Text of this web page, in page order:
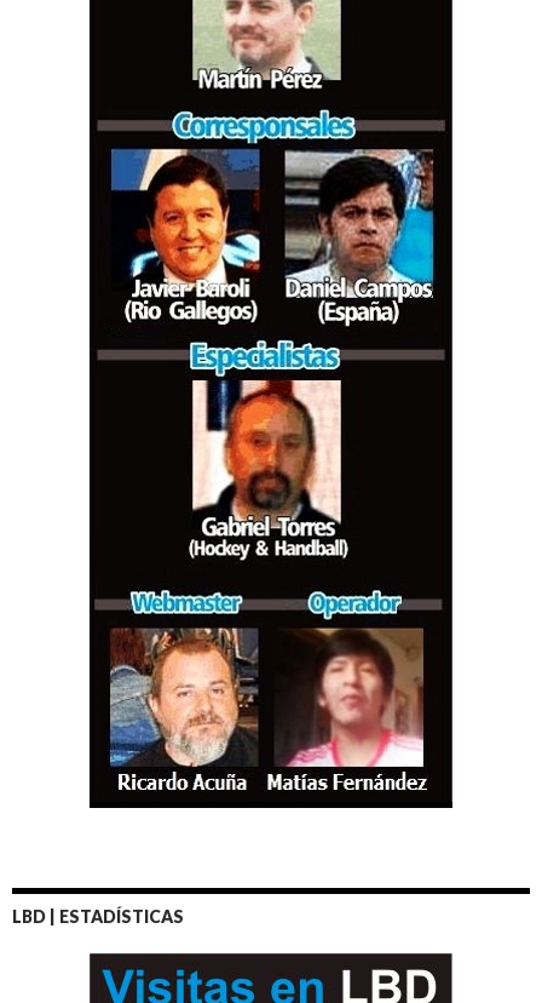
LBD | ESTADÍSTICAS